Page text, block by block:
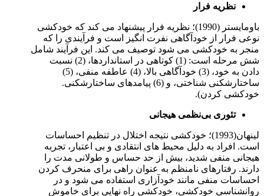
نظریه فرار
باومایستر (1990)؛ نظریه فرار پیشنهاد می کند که خودکشی
نوعی فرار از خودآگاهی نفرت انگیز است و فرآیندی را که
منجر به خودکشی می شود توصیف می کند. این فرآیند شامل
شش مرحله است: (1) کوتاهی در استانداردها، (2) نسبت
دادن به خود، (3) خودآگاهی بالا، (4) عاطفه منفی، (5)
ساختارشکنی شناختی، و (6) پیامدهای ساختارشکنی.
خودکشی کردن).
تئوری بی‌نظمی هیجانی
لینهان(1993)؛ خودکشی نتیجه اختلال در تنظیم احساسات
است. افراد به دلیل محیط های انتقادی و بی اعتبار، تجربه
هیجانی منفی شدید، بیش از حد حساس و طولانی مدت را
دارند. رفتارهای نامنظم به عنوان راهی برای منحرف کردن
احساسات منفی مانند خودآزاری استفاده می شود و در
روانشناسی خودکشی، خودکشی راه نهایی برای خاموش